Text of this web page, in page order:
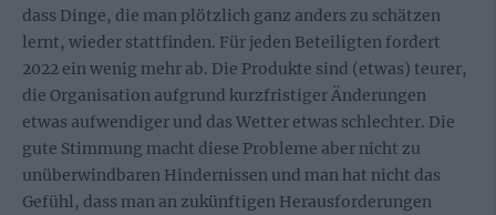
dass Dinge, die man plötzlich ganz anders zu schätzen
lernt, wieder stattfinden. Für jeden Beteiligten fordert
2022 ein wenig mehr ab. Die Produkte sind (etwas) teurer,
die Organisation aufgrund kurzfristiger Änderungen
etwas aufwendiger und das Wetter etwas schlechter. Die
gute Stimmung macht diese Probleme aber nicht zu
unüberwindbaren Hindernissen und man hat nicht das
Gefühl, dass man an zukünftigen Herausforderungen